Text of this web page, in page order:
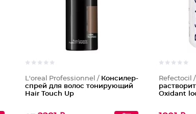
L'oreal Professionnel / Консилер-
спрей для волос тонирующий
Hair Touch Up
Refectocil
Oxidant